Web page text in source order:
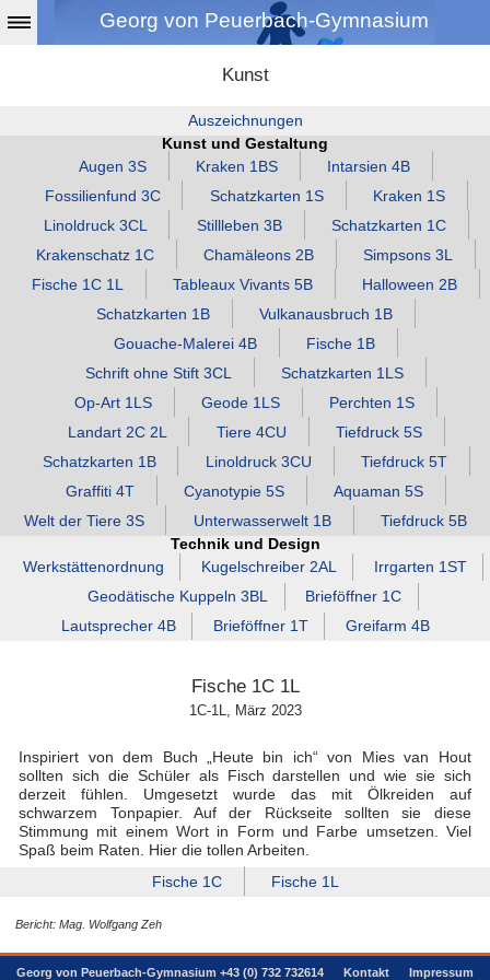
Georg von Peuerbach-Gymnasium
Kunst
Auszeichnungen
Kunst und Gestaltung
Augen 3S
Kraken 1BS
Intarsien 4B
Fossilienfund 3C
Schatzkarten 1S
Kraken 1S
Linoldruck 3CL
Stillleben 3B
Schatzkarten 1C
Krakenschatz 1C
Chamäleons 2B
Simpsons 3L
Fische 1C 1L
Tableaux Vivants 5B
Halloween 2B
Schatzkarten 1B
Vulkanausbruch 1B
Gouache‑Malerei 4B
Fische 1B
Schrift ohne Stift 3CL
Schatzkarten 1LS
Op‑Art 1LS
Geode 1LS
Perchten 1S
Landart 2C 2L
Tiere 4CU
Tiefdruck 5S
Schatzkarten 1B
Linoldruck 3CU
Tiefdruck 5T
Graffiti 4T
Cyanotypie 5S
Aquaman 5S
Welt der Tiere 3S
Unterwasserwelt 1B
Tiefdruck 5B
Technik und Design
Werkstättenordnung
Kugelschreiber 2AL
Irrgarten 1ST
Geodätische Kuppeln 3BL
Brieföffner 1C
Lautsprecher 4B
Brieföffner 1T Greifarm 4B
Fische 1C 1L
1C-1L, März 2023
Inspiriert von dem Buch „Heute bin ich“ von Mies van Hout
sollten sich die Schüler als Fisch darstellen und wie sie sich
derzeit fühlen. Umgesetzt wurde das mit Ölkreiden auf
schwarzem Tonpapier. Auf der Rückseite sollten sie diese
Stimmung mit einem Wort in Form und Farbe umsetzen. Viel
Spaß beim Raten. Hier die tollen Arbeiten.
Fische 1C
Fische 1L
Bericht: Mag. Wolfgang Zeh
Georg von Peuerbach-Gymnasium +43 (0) 732 732614 Kontakt Impressum